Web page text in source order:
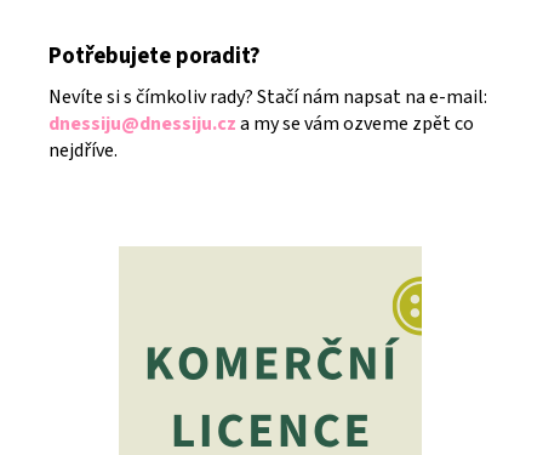
Potřebujete poradit?
Nevíte si s čímkoliv rady? Stačí nám napsat na e-mail:
dnessiju@dnessiju.cza my se vám ozveme zpět co
nejdříve.